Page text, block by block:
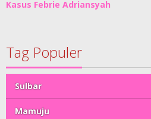
Kasus Febrie Adriansyah
Tag Populer
Sulbar
Mamuju